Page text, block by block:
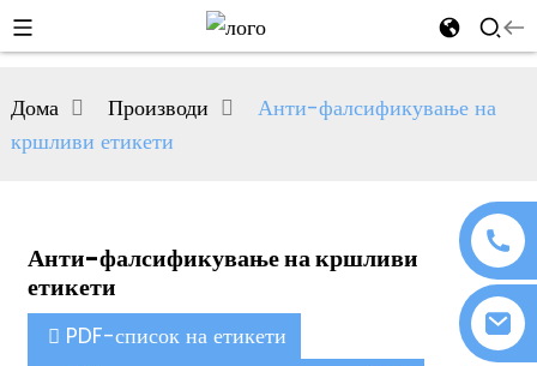
Дома Производи
Анти-фалсификување на
кршливи етикети
Анти-фалсификување на кршливи
етикети
PDF-список на етикети